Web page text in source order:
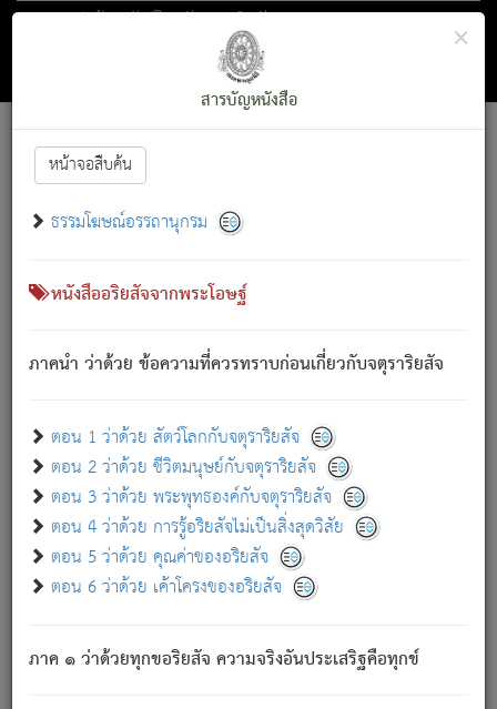
ตอน 1 ว่าด้วย สัตว์โลกกับจตุราริยสัจ
สารบัญ×
สารบัญหนังสือ
หน้าจอสืบค้น
ธรรมโฆษณ์อรรถานุกรม
หนังสืออริยสัจจากพระโอษฐ์
ภาคนำ ว่าด้วย ข้อความที่ควรทราบก่อนเกี่ยวกับจตุราริยสัจ
ตอน 1 ว่าด้วย สัตว์โลกกับจตุราริยสัจ
ตอน 2 ว่าด้วย ชีวิตมนุษย์กับจตุราริยสัจ
ตอน 3 ว่าด้วย พระพุทธองค์กับจตุราริยสัจ
ตอน 4 ว่าด้วย การรู้อริยสัจไม่เป็นสิ่งสุดวิสัย
ตอน 5 ว่าด้วย คุณค่าของอริยสัจ
ตอน 6 ว่าด้วย เค้าโครงของอริยสัจ
ภาค ๑ ว่าด้วยทุกขอริยสัจ ความจริงอันประเสริฐคือทุกข์
Font :15 ]||
สัตว์โลกนี้ เกิดความเดือดร้อนแล้ว มีผัสสะบังหน้า
เขาสำคัญสิ่งใด โดยความเป็นประการใด แต่สิ่งนั้นย่อมเป็น
(ตามที่เป็นจริง) โดยประการอื่นจากที่เขาสำคัญนั้น
สัตว์โลกติดข้องอยู่ในภพ ถูกภพบังหน้าแล้ว มีภพโดยความ
เป็นอย่างอื่น (จากที่มันเป็นอยู่จริง) จึงได้เพลิดเพลินยิ่งนักในภพ
เขาเพลิดเพลินยิ่งนักในสิ่งใด สิ่งนั้นเป็นภัย (ที่เขาไม่รู้จัก)
เขากลัวต่อสิ่งใดสิ่งนั้นเป็นทุกข์
พรหมจรรย์นี้ อันบุคคลย่อมประพฤติ ก็เพื่อการละขาดซึ่ง
ภพ.
สมณะหรือพราหมณ์เหล่าใด กล่าวความหลุดพ้นจากภพว่า
มีได้เพราะภพ เรากล่าวว่า สมณะหรือพราหมณ์ทั้งปวงนั้น
มิใช่ผู้หลดพ้นจากภพ.
ภพ ว่ามีได้เพราะวิภพ[2]: เรากล่าวว่า สมณะหรือพราหมณ์ทั้ง
ปวงนั้น ก็ยังสลัดภพออกไปไม่ได้.